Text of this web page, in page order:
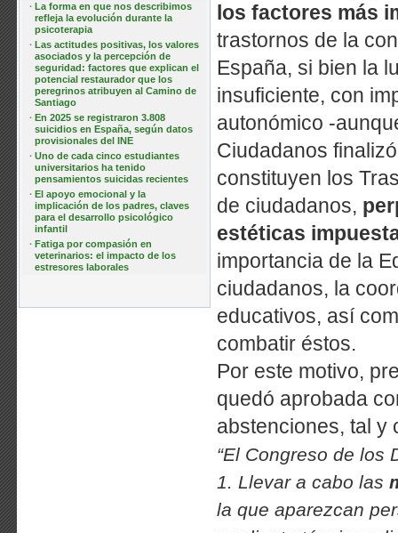
· La forma en que nos describimos
refleja la evolución durante la
psicoterapia
· Las actitudes positivas, los valores
asociados y la percepción de
seguridad: factores que explican el
potencial restaurador que los
peregrinos atribuyen al Camino de
Santiago
· En 2025 se registraron 3.808
suicidios en España, según datos
provisionales del INE
· Uno de cada cinco estudiantes
universitarios ha tenido
pensamientos suicidas recientes
· El apoyo emocional y la
implicación de los padres, claves
para el desarrollo psicológico
infantil
· Fatiga por compasión en
veterinarios: el impacto de los
estresores laborales
los factores más
trastornos de la
España, si bien la
insuficiente, con
autonómico -
Ciudadanos
constituyen los
de ciudadanos,
estéticas
importancia de la
ciudadanos, la
educativos, así
combatir éstos.
Por este motivo,
quedó aprobada
abstenciones, tal y
“El Congreso de los
1. Llevar a cabo las
la que aparezcan